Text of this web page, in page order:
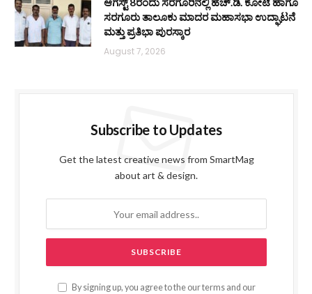
ಸರಗೂರು ತಾಲೂಕು ಮಾದರ ಮಹಾಸಭಾ ಉದ್ಘಾಟನೆ
ಮತ್ತು ಪ್ರತಿಭಾ ಪುರಸ್ಕಾರ
August 7, 2026
Subscribe to Updates
Get the latest creative news from SmartMag
about art & design.
By signing up, you agree to the our terms and our